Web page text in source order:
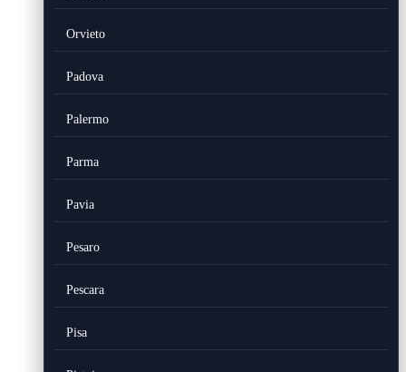
Orvieto
Padova
Palermo
Parma
Pavia
Pesaro
Pescara
Pisa